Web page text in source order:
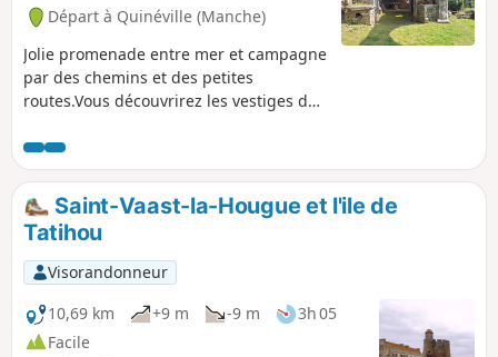
Départ à Quinéville (Manche)
Jolie promenade entre mer et campagne
par des chemins et des petites
routes.Vous découvrirez les vestiges de
dominant la petite vallée de la Sinope.
En faisant le tour du charmant petit port
vous passerez sur les portes à flots.
Saint-Vaast-la-Hougue et l'ile de
Tatihou
Visorandonneur
10,69 km
+9 m -9 m
3h 05
Facile